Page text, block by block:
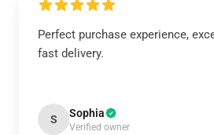
Perfect purchase experience,
fast delivery.
S Sophia
Verified owner